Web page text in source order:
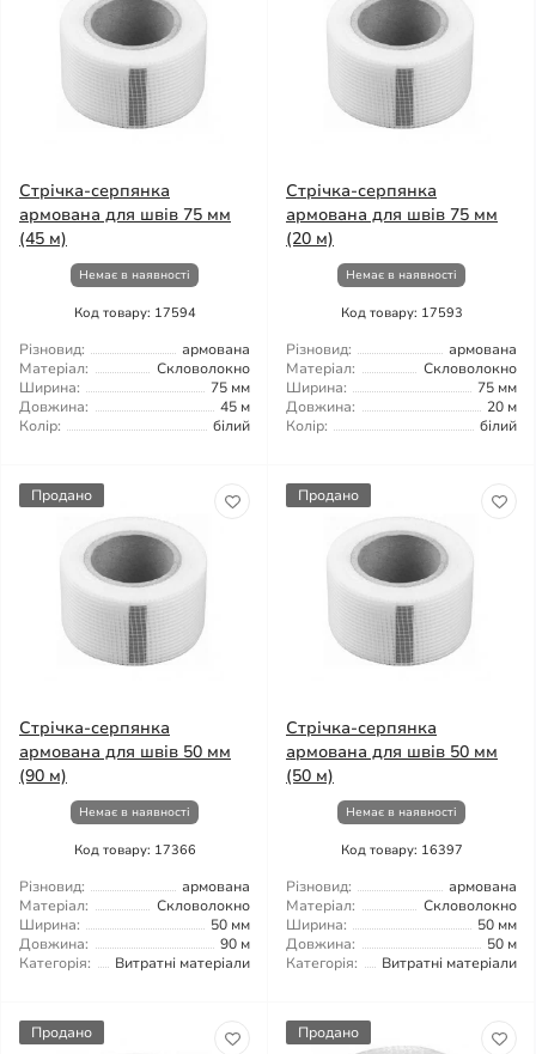
Стрічка-серпянка
армована для швів 75 мм
(45 м)
Немає в наявності
Код товару: 17594
Різновид:
армована
Матеріал:
Скловолокно
Ширина:
75 мм
Довжина:
45 м
Колір:
білий
Стрічка-серпянка
армована для швів 75 мм
(20 м)
Немає в наявності
Код товару: 17593
Різновид:
армована
Матеріал:
Скловолокно
Ширина:
75 мм
Довжина:
20 м
Колір:
білий
Продано
Стрічка-серпянка
армована для швів 50 мм
(90 м)
Немає в наявності
Код товару: 17366
Різновид:
армована
Матеріал:
Скловолокно
Ширина:
50 мм
Довжина:
90 м
Категорія:
Витратні матеріали
Продано
Стрічка-серпянка
армована для швів 50 мм
(50 м)
Немає в наявності
Код товару: 16397
Різновид:
армована
Матеріал:
Скловолокно
Ширина:
50 мм
Довжина:
50 м
Категорія:
Витратні матеріали
Продано Продано